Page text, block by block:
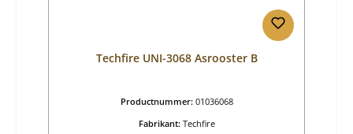
Techfire UNI-3068 Asrooster B
Productnummer: 01036068
Fabrikant: Techfire